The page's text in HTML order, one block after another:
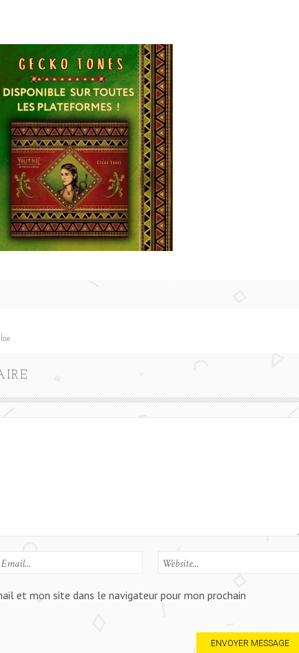
et mon site dans le navigateur pour mon prochain